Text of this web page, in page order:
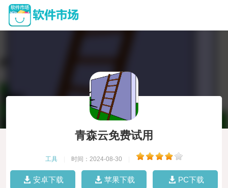
青森云免费试用
工具 时间：2024-08-30
安卓下载 苹果下载 PC下载